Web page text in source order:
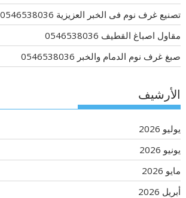
تصنيع غرف نوم فى الخبر العزيزية 0546538036
مقاول اصباغ القطيف 0546538036
صبغ غرف نوم الدمام والخبر 0546538036
الأرشيف
يوليو 2026
يونيو 2026
مايو 2026
أبريل 2026